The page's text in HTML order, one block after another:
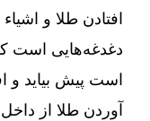
افتادن طلا و
دغدغه‌هایی است
است پیش بیاید و
آوردن طلا از